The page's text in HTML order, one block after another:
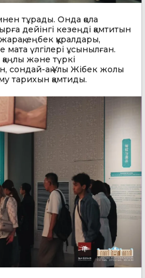
тұрады. Онда қола
дейінгі кезеңді қамтитын
еңбек құралдары,
үлгілері ұсынылған.
және түркі
сондай-ақ Ұлы Жібек жолы
тарихын қамтиды.